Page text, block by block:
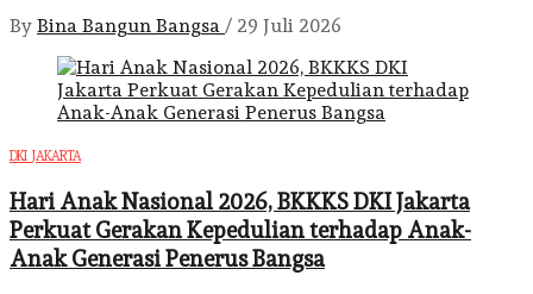
By Bina Bangun Bangsa / 29 Juli 2026
DKI JAKARTA
Hari Anak Nasional 2026, BKKKS DKI Jakarta
Perkuat Gerakan Kepedulian terhadap Anak-
Anak Generasi Penerus Bangsa